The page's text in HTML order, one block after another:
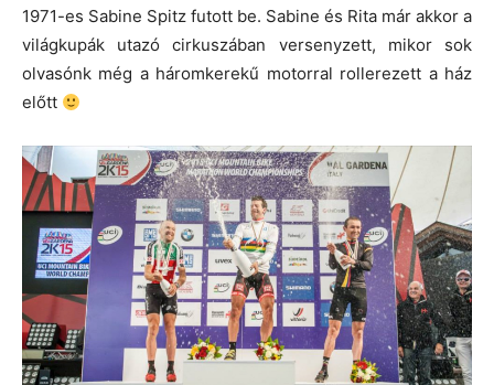
1971-es Sabine Spitz futott be. Sabine és Rita már akkor a
világkupák utazó cirkuszában versenyzett, mikor sok
olvasónk még a háromkerekű motorral rollerezett a ház
előtt